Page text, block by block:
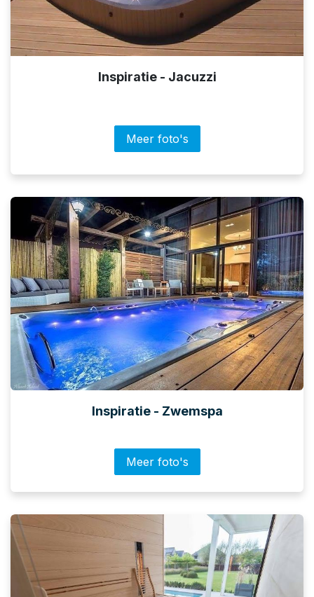
Inspiratie - Jacuzzi
Meer foto's
Inspiratie - Zwemspa
Meer foto's